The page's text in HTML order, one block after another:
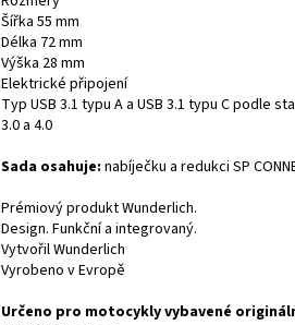
Šířka 55 mm
Délka 72 mm
Výška 28 mm
Elektrické připojení
Typ USB 3.1 typu A a USB 3.1 typu C podle
3.0 a 4.0
Sada osahuje: nabíječku a redukci SP
Prémiový produkt Wunderlich.
Design. Funkční a integrovaný.
Vytvořil Wunderlich
Vyrobeno v Evropě
Určeno pro motocykly vybavené